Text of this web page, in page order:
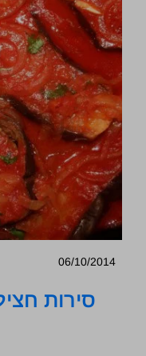
06/10/2014
סירות